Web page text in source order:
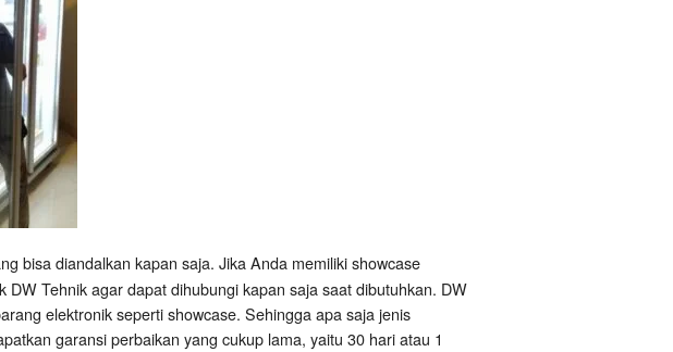
bisa diandalkan kapan saja. Jika Anda memiliki showcase
Tehnik agar dapat dihubungi kapan saja saat dibutuhkan. DW
elektronik seperti showcase. Sehingga apa saja jenis
garansi perbaikan yang cukup lama, yaitu 30 hari atau 1